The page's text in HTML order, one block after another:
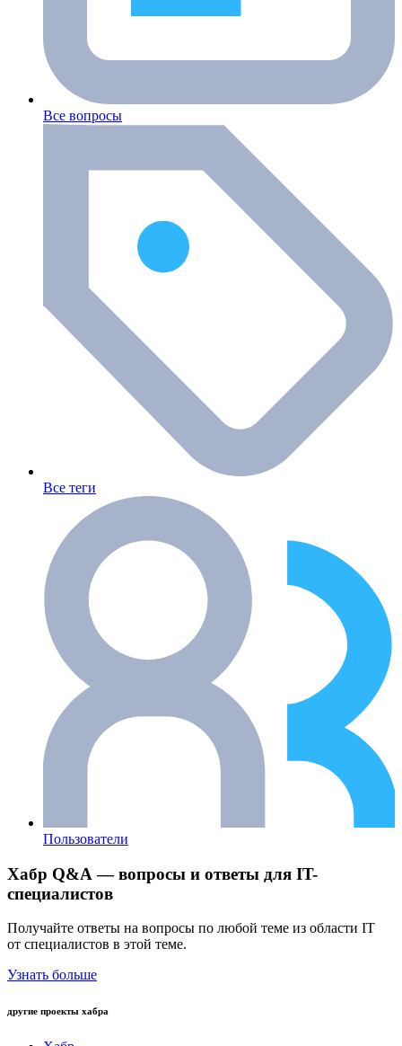
Все вопросы
Все теги
Пользователи
Хабр Q&A — вопросы и ответы для IT-
специалистов
Получайте ответы на вопросы по любой теме из области IT
от специалистов в этой теме.
Узнать больше
другие проекты хабра